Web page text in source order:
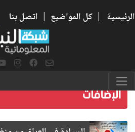
الرئيسية | كل المواضيع | اتصل بنا